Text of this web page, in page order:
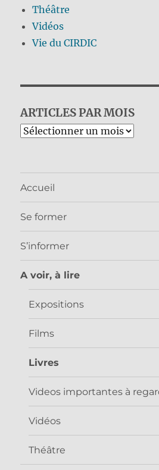
Théâtre
Vidéos
Vie du CIRDIC
ARTICLES PAR MOIS
Archives
Accueil
Se former
S’informer
A voir, à lire
Expositions
Films
Livres
Videos importantes à
Vidéos
Théâtre